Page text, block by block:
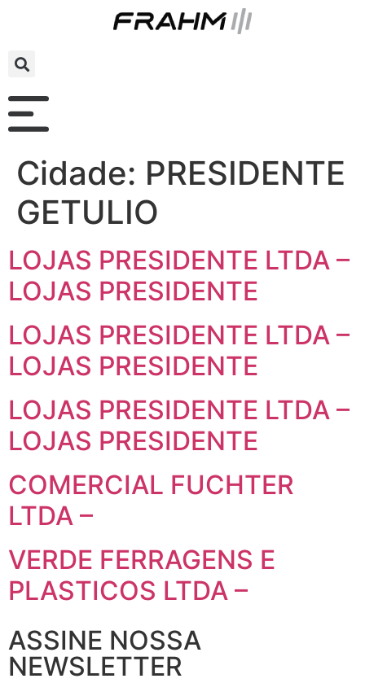
Cidade: PRESIDENTE
GETULIO
LOJAS PRESIDENTE LTDA –
LOJAS PRESIDENTE
LOJAS PRESIDENTE LTDA –
LOJAS PRESIDENTE
LOJAS PRESIDENTE LTDA –
LOJAS PRESIDENTE
COMERCIAL FUCHTER
LTDA –
VERDE FERRAGENS E
PLASTICOS LTDA –
ASSINE NOSSA
NEWSLETTER